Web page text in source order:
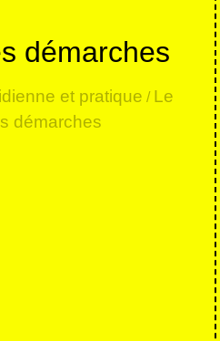
démarches
et pratique / Le
démarches